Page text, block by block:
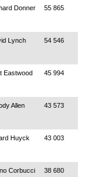
Donner 55 865
Lynch 54 546
Eastwood 45 994
Allen 43 573
Huyck 43 003
Corbucci 38 680